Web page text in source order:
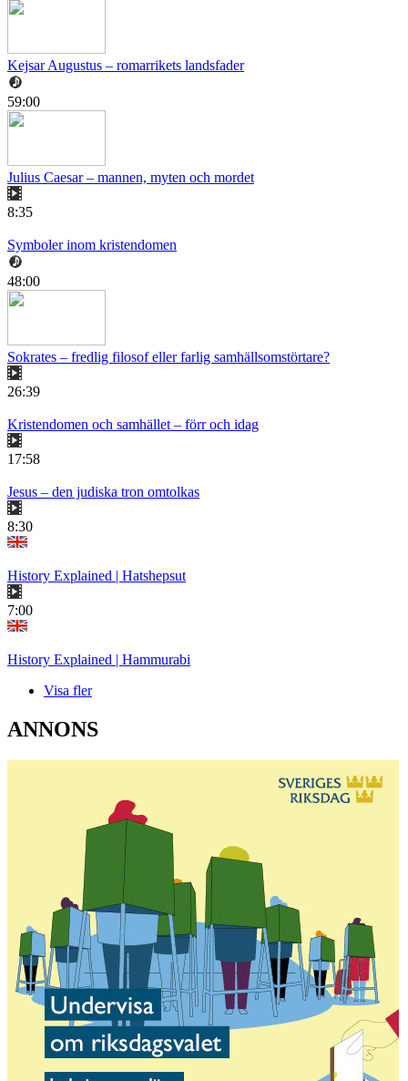
Kejsar Augustus – romarrikets landsfader
59:00
Julius Caesar – mannen, myten och mordet
8:35
Symboler inom kristendomen
48:00
Sokrates – fredlig filosof eller farlig samhällsomstörtare?
26:39
Kristendomen och samhället – förr och idag
17:58
Jesus – den judiska tron omtolkas
8:30
History Explained | Hatshepsut
7:00
History Explained | Hammurabi
Visa fler
ANNONS